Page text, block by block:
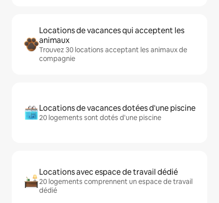
Locations de vacances qui acceptent les
animaux
Trouvez 30 locations acceptant les animaux de
compagnie
Locations de vacances dotées d'une piscine
20 logements sont dotés d'une piscine
Locations avec espace de travail dédié
20 logements comprennent un espace de travail
dédié